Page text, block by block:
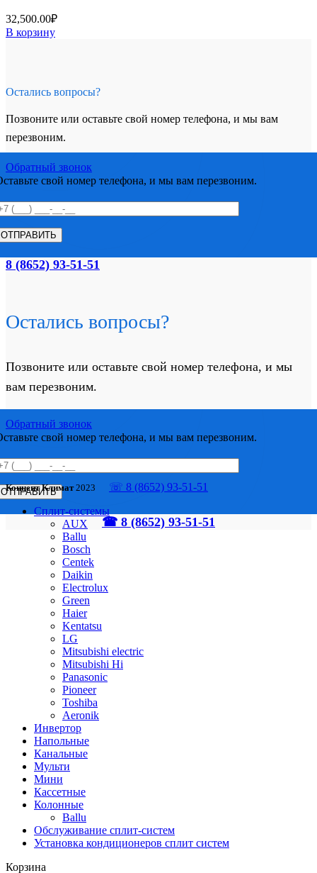
32,500.00₽
В корзину
Остались вопросы?
Позвоните или оставьте свой номер телефона, и мы вам
перезвоним.
Обратный звонок
свой номер телефона, и мы вам перезвоним.
8 (8652) 93-51-51
Остались вопросы?
Позвоните или оставьте свой номер телефона, и мы
вам перезвоним.
Обратный звонок
свой номер телефона, и мы вам перезвоним.
☎ 8 (8652) 93-51-51
Концепт Климат 2023
☏ 8 (8652) 93-51-51
Сплит-системы
AUX
Ballu
Bosch
Centek
Daikin
Electrolux
Green
Haier
Kentatsu
LG
Mitsubishi electric
Mitsubishi Hi
Panasonic
Pioneer
Toshiba
Аeronik
Инвертор
Напольные
Канальные
Мульти
Мини
Кассетные
Колонные
Ballu
Обслуживание сплит-систем
Установка кондиционеров сплит систем
Корзина